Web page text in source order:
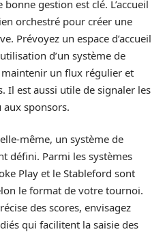
gestion est clé. L’accueil
orchestré pour créer une
Prévoyez un espace d’accueil
d’un système de
maintenir un flux régulier et
Il est aussi utile de signaler les
aux sponsors.
même, un système de
défini. Parmi les systèmes
Play et le Stableford sont
le format de votre tournoi.
des scores, envisagez
qui facilitent la saisie des